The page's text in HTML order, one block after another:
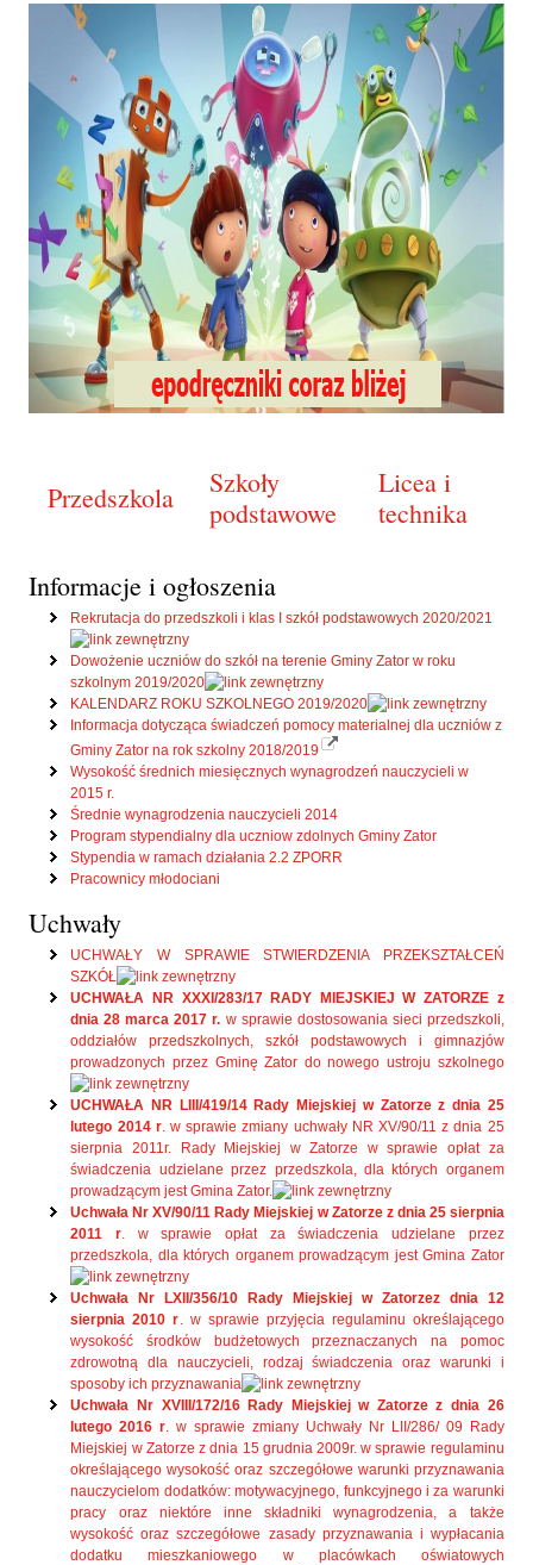
Przedszkola
Szkoły
podstawowe
Licea i
technika
Informacje i ogłoszenia
Rekrutacja do przedszkoli i klas I szkół podstawowych 2020/2021
Dowożenie uczniów do szkół na terenie Gminy Zator w roku
szkolnym 2019/2020
KALENDARZ ROKU SZKOLNEGO 2019/2020
Informacja dotycząca świadczeń pomocy materialnej dla uczniów z
Gminy Zator na rok szkolny 2018/2019
Wysokość średnich miesięcznych wynagrodzeń nauczycieli w
2015 r.
Średnie wynagrodzenia nauczycieli 2014
Program stypendialny dla uczniow zdolnych Gminy Zator
Stypendia w ramach działania 2.2 ZPORR
Pracownicy młodociani
Uchwały
UCHWAŁY W SPRAWIE STWIERDZENIA PRZEKSZTAŁCEŃ
SZKÓŁ
UCHWAŁA NR XXXI/283/17 RADY MIEJSKIEJ W ZATORZE z
dnia 28 marca 2017 r. w sprawie dostosowania sieci przedszkoli,
oddziałów przedszkolnych, szkół podstawowych i gimnazjów
prowadzonych przez Gminę Zator do nowego ustroju szkolnego
UCHWAŁA NR LIII/419/14 Rady Miejskiej w Zatorze z dnia 25
lutego 2014 r. w sprawie zmiany uchwały NR XV/90/11 z dnia 25
sierpnia 2011r. Rady Miejskiej w Zatorze w sprawie opłat za
świadczenia udzielane przez przedszkola, dla których organem
prowadzącym jest Gmina Zator.
Uchwała Nr XV/90/11 Rady Miejskiej w Zatorze z dnia 25 sierpnia
2011 r . w sprawie opłat za świadczenia udzielane przez
przedszkola, dla których organem prowadzącym jest Gmina Zator
Uchwała Nr LXII/356/10 Rady Miejskiej w Zatorzez dnia 12
sierpnia 2010 r . w sprawie przyjęcia regulaminu określającego
wysokość środków budżetowych przeznaczanych na pomoc
zdrowotną dla nauczycieli, rodzaj świadczenia oraz warunki i
sposoby ich przyznawania
Uchwała Nr XVIII/172/16 Rady Miejskiej w Zatorze z dnia 26
lutego 2016 r . w sprawie zmiany Uchwały Nr LII/286/ 09 Rady
Miejskiej w Zatorze z dnia 15 grudnia 2009r. w sprawie regulaminu
określającego wysokość oraz szczegółowe warunki przyznawania
nauczycielom dodatków: motywacyjnego, funkcyjnego i za warunki
pracy oraz niektóre inne składniki wynagrodzenia, a także
wysokość oraz szczegółowe zasady przyznawania i wypłacania
dodatku mieszkaniowego w placówkach oświatowych